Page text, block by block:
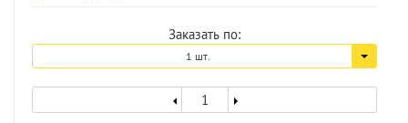
Заказать по:
1 шт.